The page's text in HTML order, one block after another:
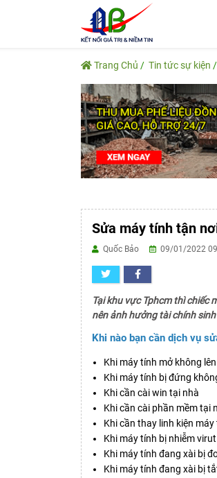
Trang Chủ Tin tức sự kiện
Sửa máy tính tận
Quốc Bảo 09/01/2022
Tại khu vực Tphcm thì chiếc
nên ảnh hưởng tài chính
Khi nào bạn cần dịch vụ
Khi máy tính mở không lên
Khi máy tính bị đứng
Khi cần cài win tại nhà
Khi cần cài phần mềm tại
Khi cần thay linh kiện
Khi máy tính bị nhiễm
Khi máy tính đang xài bị
Khi máy tính đang xài bị